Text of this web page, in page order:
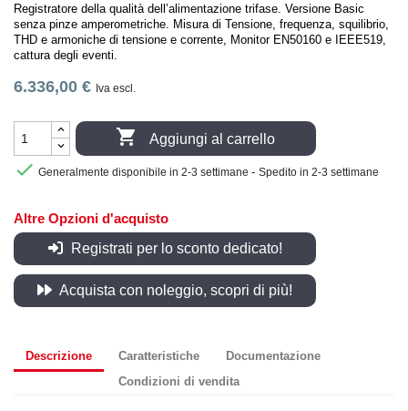
Registratore della qualità dell’alimentazione trifase. Versione Basic
senza pinze amperometriche. Misura di Tensione, frequenza, squilibrio,
THD e armoniche di tensione e corrente, Monitor EN50160 e IEEE519,
cattura degli eventi.
6.336,00 € Iva escl.
 Aggiungi al carrello
 Generalmente disponibile in 2-3 settimane - Spedito in 2-3 settimane
Altre Opzioni d'acquisto
Registrati per lo sconto dedicato!
Acquista con noleggio, scopri di più!
Descrizione Caratteristiche
Documentazione
Condizioni di vendita